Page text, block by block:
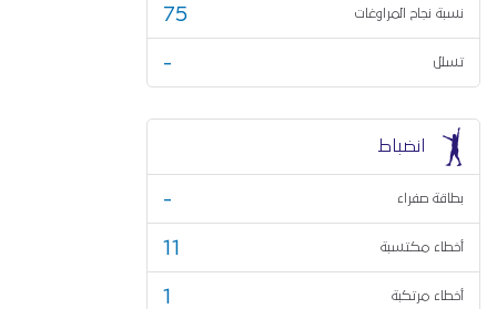
نسبة نجاح المراوغات 75
تسلل -
انضباط
بطاقة صفراء -
أخطاء مكتسبة 11
أخطاء مرتكبة 1